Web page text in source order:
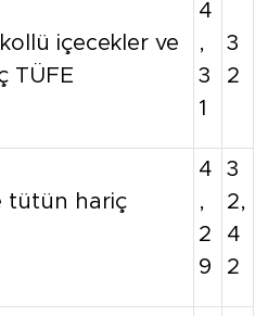
içecekler ve
TÜFE
4
,
3
1
3
2
tütün hariç
4
,
2
9
3
2,
4
2